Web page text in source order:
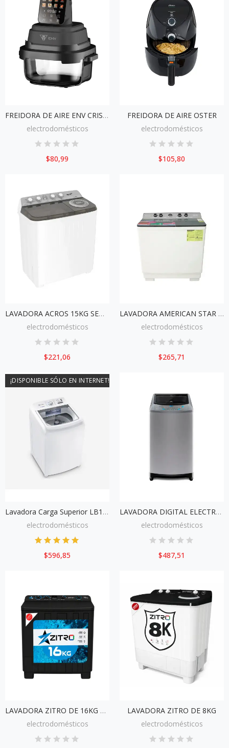
FREIDORA DE AIRE ENV CRISPYCRUNCH AF5501H 5.5 LITROS
electrodomésticos
$80,99
FREIDORA DE AIRE OSTER
electrodomésticos
$105,80
LAVADORA ACROS 15KG SEMIAUTOMÁTICA
electrodomésticos
$221,06
LAVADORA AMERICAN STAR 20KG AUTOMÁTICA
electrodomésticos
$265,71
¡DISPONIBLE SÓLO EN INTERNET!
Lavadora Carga Superior LB17A Essential Care 17kg
electrodomésticos
$596,85
LAVADORA DIGITAL ELECTROLUX PREMIUM 16KG-EWIX16F6ESG
electrodomésticos
$487,51
LAVADORA ZITRO DE 16KG SILVER
electrodomésticos
LAVADORA ZITRO DE 8KG
electrodomésticos